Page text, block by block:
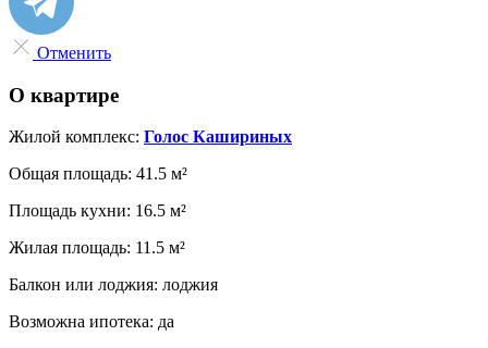
Отменить
О квартире
Жилой комплекс: Голос Кашириных
Общая площадь: 41.5 м²
Площадь кухни: 16.5 м²
Жилая площадь: 11.5 м²
Балкон или лоджия: лоджия
Возможна ипотека: да